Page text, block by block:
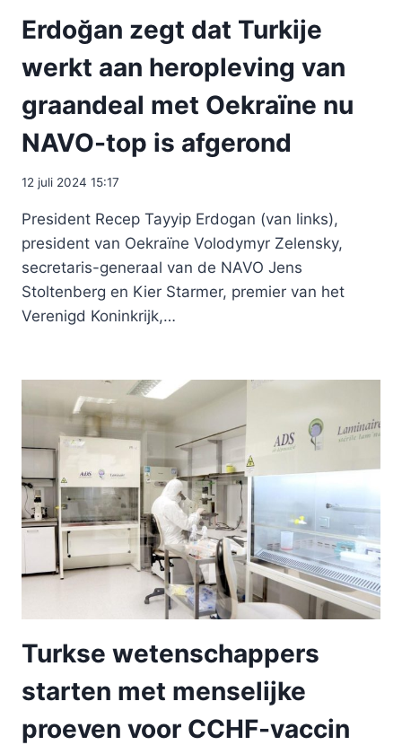
Erdoğan zegt dat Turkije
werkt aan heropleving van
graandeal met Oekraïne nu
NAVO-top is afgerond
12 juli 2024 15:17
President Recep Tayyip Erdogan (van links),
president van Oekraïne Volodymyr Zelensky,
secretaris-generaal van de NAVO Jens
Stoltenberg en Kier Starmer, premier van het
Verenigd Koninkrijk,…
Turkse wetenschappers
starten met menselijke
proeven voor CCHF-vaccin